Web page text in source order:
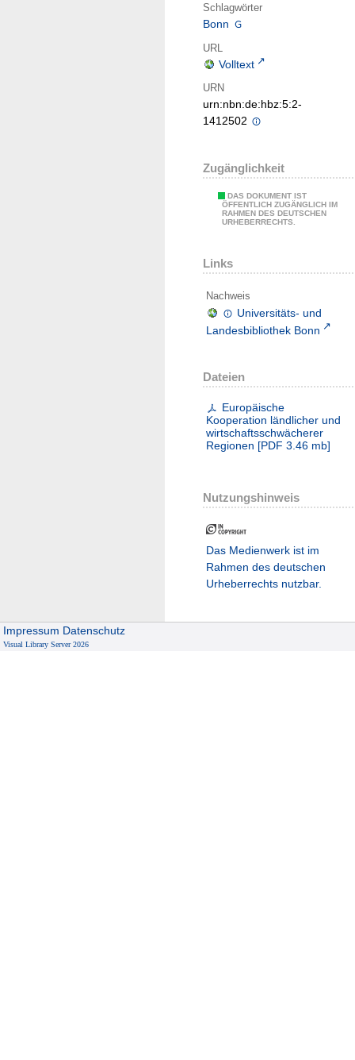
Schlagwörter
Bonn
URL
Volltext
URN
urn:nbn:de:hbz:5:2-
1412502
Zugänglichkeit
DAS DOKUMENT IST
ÖFFENTLICH ZUGÄNGLICH IM
RAHMEN DES DEUTSCHEN
URHEBERRECHTS.
Links
Nachweis
Universitäts- und
Landesbibliothek Bonn
Dateien
Europäische
Kooperation ländlicher und
wirtschaftsschwächerer
Regionen [PDF 3.46 mb]
Nutzungshinweis
Das Medienwerk ist im
Rahmen des deutschen
Urheberrechts nutzbar.
Impressum Datenschutz
Visual Library Server 2026